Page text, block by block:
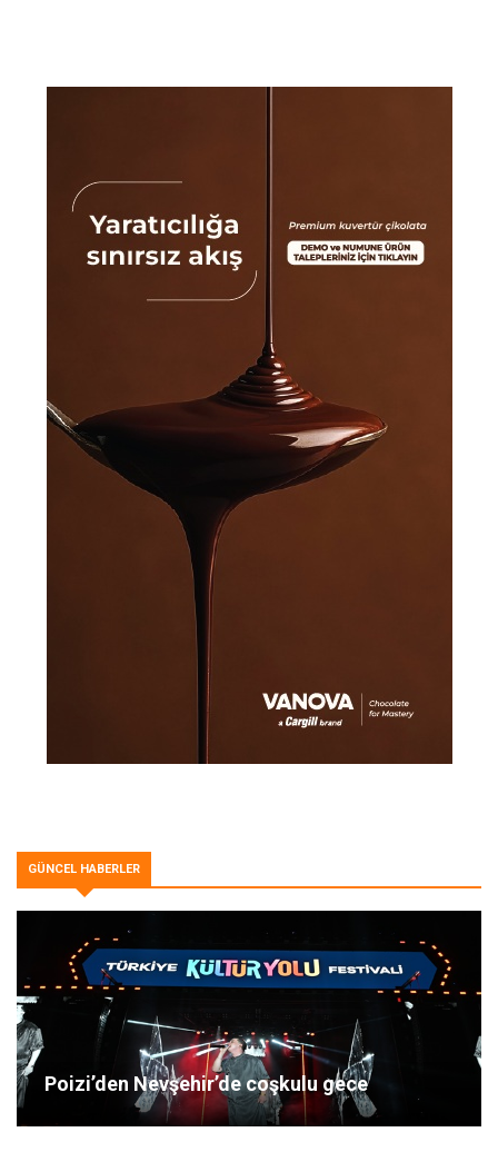
GÜNCEL HABERLER
Poizi’den Nevşehir’de coşkulu gece